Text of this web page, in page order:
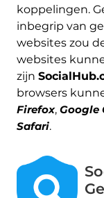
koppelingen.
inbegrip van
websites zou
websites
zijn
browsers
Firefox, Google
Safari.